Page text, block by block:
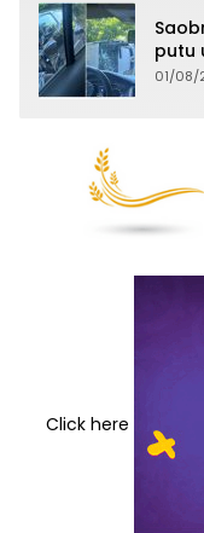
putu
lica
01/08/
Click here